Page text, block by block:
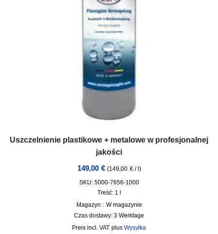
Uszczelnienie plastikowe + metalowe w profesjonalnej
jakości
149,00 € (149,00 €/l)
SKU: 5000-7656-1000
Treść: 1
Magazyn : W magazynie
Czas dostawy: 3 Werktage
incl. VAT plus Wysyłka